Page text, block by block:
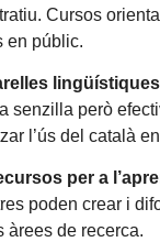
Cursos
en públic.
senzilla però
l’ús del català
per a
poden crear i
àrees de recerca.